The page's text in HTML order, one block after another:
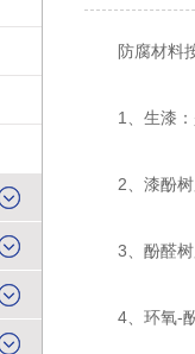
防腐材料按
1、生漆：是
2、漆酚树脂
3、酚醛树脂
4、环氧-酚